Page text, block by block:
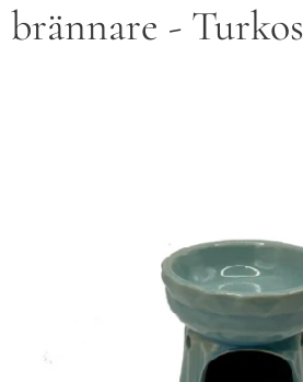
brännare - Turkos